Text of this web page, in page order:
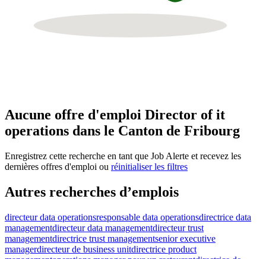
Aucune offre d'emploi Director of it
operations dans le Canton de Fribourg
Enregistrez cette recherche en tant que Job Alerte et recevez les
dernières offres d'emploi ou réinitialiser les filtres
Autres recherches d’emplois
directeur data operationsresponsable data operationsdirectrice data
managementdirecteur data managementdirecteur trust
managementdirectrice trust managementsenior executive
managerdirecteur de business unitdirectrice product